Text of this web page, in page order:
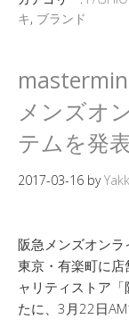
キ, ブランド
メンズオ
テムを発
2017-03-16 by
阪急メンズオンラ
東京・有楽町に
ャリティストア
たに、3月22日